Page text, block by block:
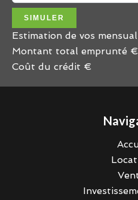
SIMULER
Estimation de vos
Montant total emprunté €
Coût du crédit €